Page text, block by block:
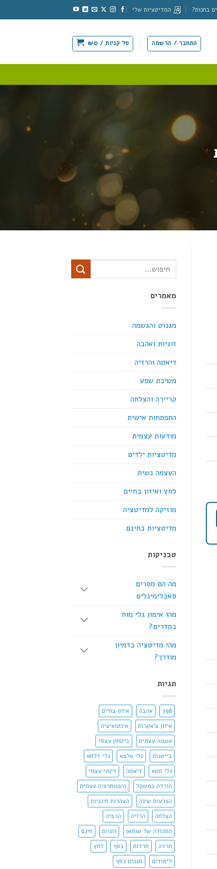
בחנות? המדיטציות שלי
התחבר / הרשמה סל קניות / ₪0
מאמרים
מגנוט והגשמה
זוגיות ואהבה
דיאטה והרזיה
משיכת שפע
קריירה והצלחה
התפתחות אישית
מודעות עצמית
מדיטציות ילדים
העצמה נשית
לחץ ואיזון בחיים
מוזיקה למדיטציה
מדיטציות בחינם
טכניקות
מה הם מסרים
סאבלימינלים
מהו אימון גלי מוח
בתדרים?
מהי מדיטציה בדמיון
מודרך?
תגיות
396 אהבה
איזון בחיים
איזון צ'אקרות
אינטואיציה
אשמה עצמית
ביטחון עצמי
ביישנות
גלי אלפא
גלי דלתא
גלי תטא
דיאטה
דימוי עצמי
הורדה במשקל
היפנותרפיה עצמית
הפרעות שינה
הצהרות חיוביות
הצלחה
הרזיה
הרפיה
התהודה של שומאן
זוגיות
חינם
חרדה
חרדות כסף
לחץ
לימודים
מגנוט כסף